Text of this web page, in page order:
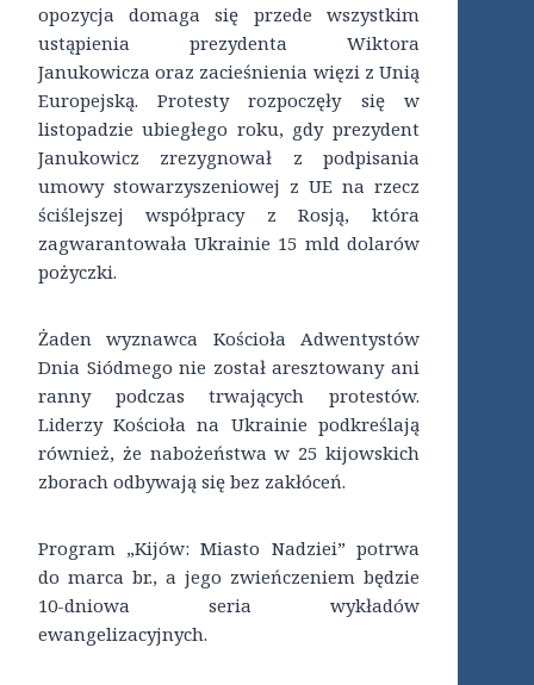
opozycja domaga się przede wszystkim
ustąpienia prezydenta Wiktora
Janukowicza oraz zacieśnienia więzi z Unią
Europejską. Protesty rozpoczęły się w
listopadzie ubiegłego roku, gdy prezydent
Janukowicz zrezygnował z podpisania
umowy stowarzyszeniowej z UE na rzecz
ściślejszej współpracy z Rosją, która
zagwarantowała Ukrainie 15 mld dolarów
pożyczki.
Żaden wyznawca Kościoła Adwentystów
Dnia Siódmego nie został aresztowany ani
ranny podczas trwających protestów.
Liderzy Kościoła na Ukrainie podkreślają
również, że nabożeństwa w 25 kijowskich
zborach odbywają się bez zakłóceń.
Program „Kijów: Miasto Nadziei” potrwa
do marca br., a jego zwieńczeniem będzie
10-dniowa seria wykładów
ewangelizacyjnych.